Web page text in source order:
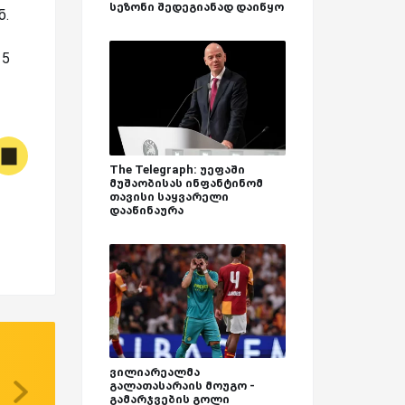
სეზონი შედეგიანად დაიწყო
The Telegraph: უეფაში
მუშაობისას ინფანტინომ
თავისი საყვარელი
დააწინაურა
ვილიარეალმა
გალათასარაის მოუგო -
გამარჯვების გოლი